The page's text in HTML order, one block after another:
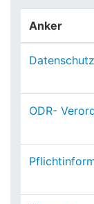
Anker
ODR-